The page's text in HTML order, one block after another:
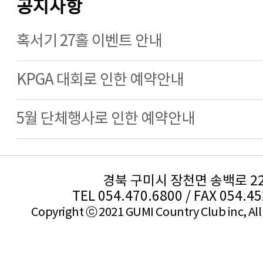
공지사항
혹서기 27홀 이벤트 안내
KPGA 대회로 인한 예약안내
5월 단체행사로 인한 예약안내
경북 구미시 장천면 송백로
TEL 054.470.6800 / FAX
Copyright ⓒ 2021 GUMI Country Club inc,